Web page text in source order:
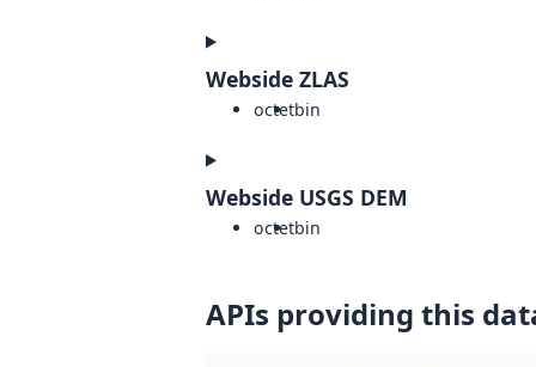
Webside ZLAS
octetbin
Webside USGS DEM
octetbin
APIs providing this